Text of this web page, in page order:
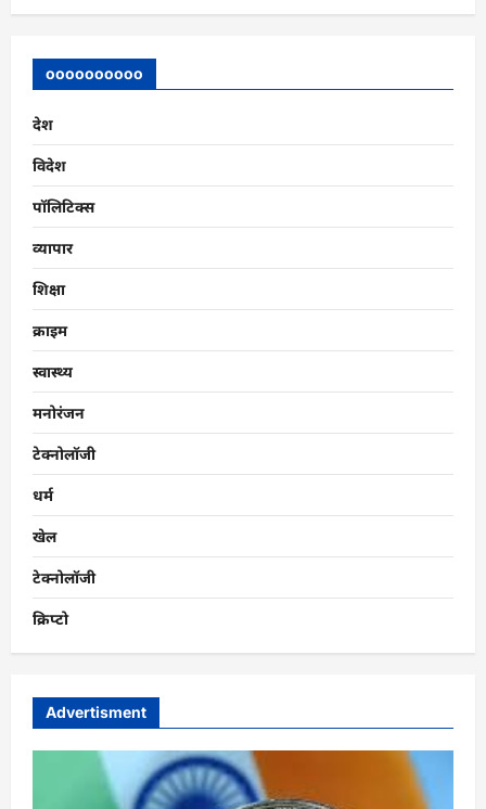
oooooooooo
देश
विदेश
पॉलिटिक्स
व्यापार
शिक्षा
क्राइम
स्वास्थ्य
मनोरंजन
टेक्नोलॉजी
धर्म
खेल
टेक्नोलॉजी
क्रिप्टो
Advertisment